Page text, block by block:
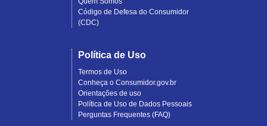
Código de Defesa do Consumidor
(CDC)
Política de Uso
Termos de Uso
Conheça o Consumidor.gov.br
Orientações de uso
Política de Uso de Dados Pessoais
Perguntas Frequentes (FAQ)